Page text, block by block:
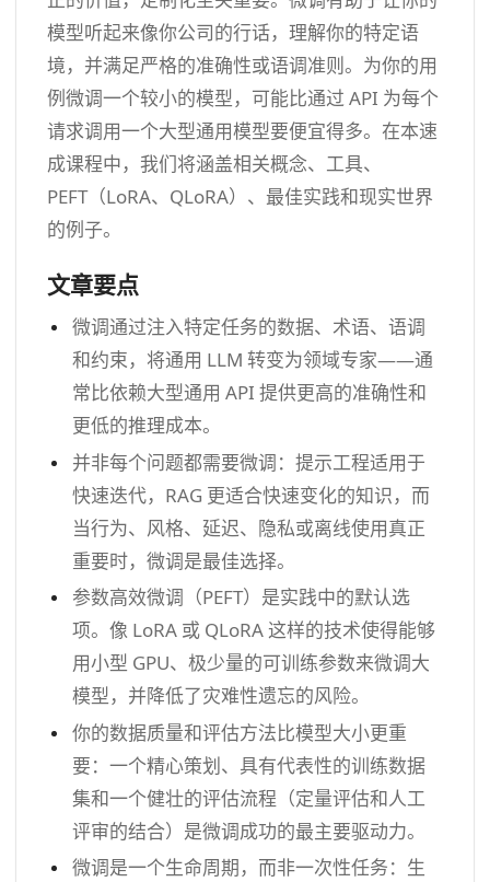
模型听起来像你公司的行话，理解你的特定语
境，并满足严格的准确性或语调准则。为你的用
例微调一个较小的模型，可能比通过 API 为每个
请求调用一个大型通用模型要便宜得多。在本速
成课程中，我们将涵盖相关概念、工具、
PEFT（LoRA、QLoRA）、最佳实践和现实世界
的例子。
文章要点
微调通过注入特定任务的数据、术语、语调
和约束，将通用 LLM 转变为领域专家——通
常比依赖大型通用 API 提供更高的准确性和
更低的推理成本。
并非每个问题都需要微调：提示工程适用于
快速迭代，RAG 更适合快速变化的知识，而
当行为、风格、延迟、隐私或离线使用真正
重要时，微调是最佳选择。
参数高效微调（PEFT）是实践中的默认选
项。像 LoRA 或 QLoRA 这样的技术使得能够
用小型 GPU、极少量的可训练参数来微调大
模型，并降低了灾难性遗忘的风险。
你的数据质量和评估方法比模型大小更重
要：一个精心策划、具有代表性的训练数据
集和一个健壮的评估流程（定量评估和人工
评审的结合）是微调成功的最主要驱动力。
微调是一个生命周期，而非一次性任务：生